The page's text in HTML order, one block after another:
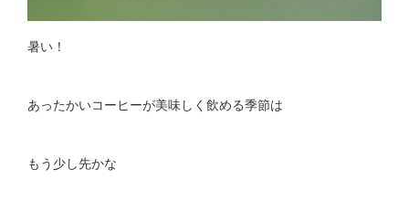
暑い！
あったかいコーヒーが美味しく飲める季節は
もう少し先かな